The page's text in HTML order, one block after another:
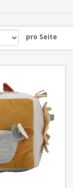
pro Seite